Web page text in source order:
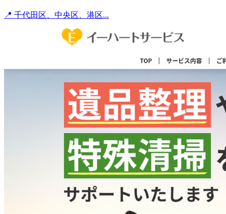
📍 千代田区、中央区、港区...